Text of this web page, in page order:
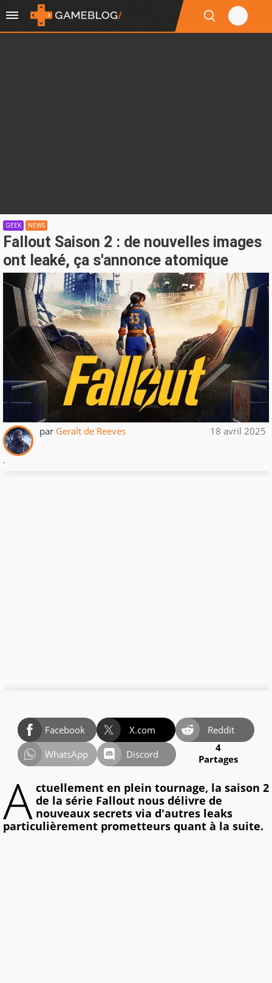
GEEK NEWS
Fallout Saison 2 : de nouvelles images
ont leaké, ça s'annonce atomique
par Geralt de Reeves 18 avril 2025
.
Facebook X.com
Reddit
WhatsApp
Discord
4
Partages
A ctuellement en plein tournage, la saison 2
de la série Fallout nous délivre de
nouveaux secrets via d'autres leaks
particulièrement prometteurs quant à la suite.